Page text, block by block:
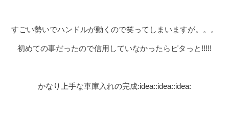
すごい勢いでハンドルが動くので笑ってしまいますが。。。
初めての事だったので信用していなかったらピタっと!!!!!
かなり上手な車庫入れの完成:idea::idea::idea: